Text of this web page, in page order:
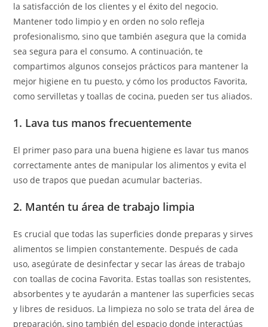
la satisfacción de los clientes y el éxito del negocio.
Mantener todo limpio y en orden no solo refleja
profesionalismo, sino que también asegura que la comida
sea segura para el consumo. A continuación, te
compartimos algunos consejos prácticos para mantener la
mejor higiene en tu puesto, y cómo los productos Favorita,
como servilletas y toallas de cocina, pueden ser tus aliados.
1. Lava tus manos frecuentemente
El primer paso para una buena higiene es lavar tus manos
correctamente antes de manipular los alimentos y evita el
uso de trapos que puedan acumular bacterias.
2. Mantén tu área de trabajo limpia
Es crucial que todas las superficies donde preparas y sirves
alimentos se limpien constantemente. Después de cada
uso, asegúrate de desinfectar y secar las áreas de trabajo
con toallas de cocina Favorita. Estas toallas son resistentes,
absorbentes y te ayudarán a mantener las superficies secas
y libres de residuos. La limpieza no solo se trata del área de
preparación, sino también del espacio donde interactúas